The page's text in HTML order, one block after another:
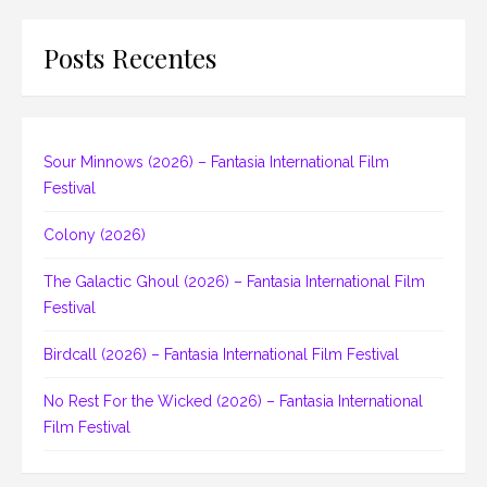
Posts Recentes
Sour Minnows (2026) – Fantasia International Film
Festival
Colony (2026)
The Galactic Ghoul (2026) – Fantasia International Film
Festival
Birdcall (2026) – Fantasia International Film Festival
No Rest For the Wicked (2026) – Fantasia International
Film Festival